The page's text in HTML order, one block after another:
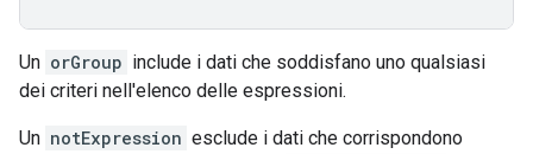
Un orGroup include i dati che soddisfano uno qualsiasi
dei criteri nell'elenco delle espressioni.
Un notExpression esclude i dati che corrispondono